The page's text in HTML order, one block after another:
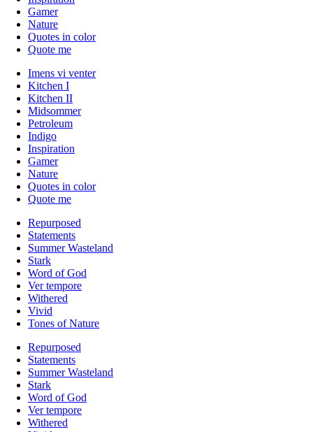
Gamer
Nature
Quotes in color
Quote me
Imens vi venter
Kitchen I
Kitchen II
Midsommer
Petroleum
Indigo
Inspiration
Gamer
Nature
Quotes in color
Quote me
Repurposed
Statements
Summer Wasteland
Stark
Word of God
Ver tempore
Withered
Vivid
Tones of Nature
Repurposed
Statements
Summer Wasteland
Stark
Word of God
Ver tempore
Withered